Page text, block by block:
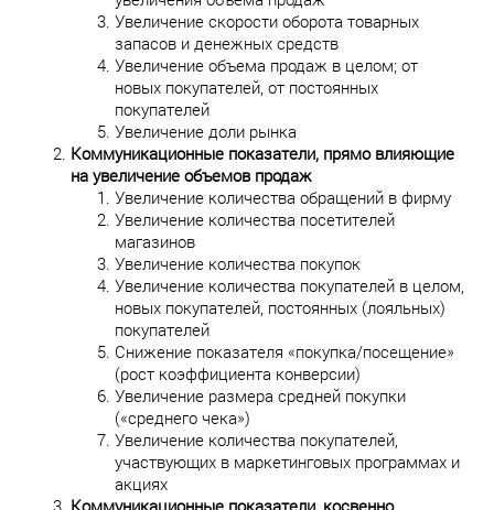
Увеличение скорости оборота товарных
запасов и денежных средств
Увеличение объема продаж в целом; от
новых покупателей, от постоянных
покупателей
Увеличение доли рынка
Коммуникационные показатели, прямо влияющие
на увеличение объемов продаж
Увеличение количества обращений в фирму
Увеличение количества посетителей
магазинов
Увеличение количества покупок
Увеличение количества покупателей в целом,
новых покупателей, постоянных (лояльных)
покупателей
Снижение показателя «покупка/посещение»
(рост коэффициента конверсии)
Увеличение размера средней покупки
(«среднего чека»)
Увеличение количества покупателей,
участвующих в маркетинговых программах и
акциях
Коммуникационные показатели, косвенно